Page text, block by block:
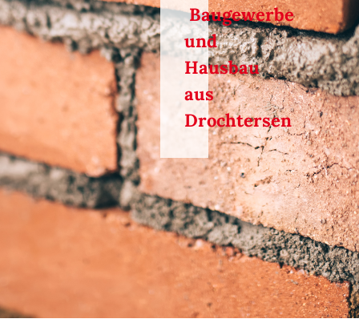
Baugewerbe
und
Hausbau
aus
Drochtersen